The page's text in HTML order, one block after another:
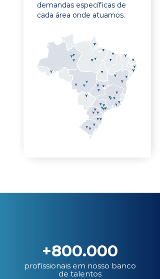
demandas específicas de
cada área onde atuamos.
+800.000
profissionais em nosso banco
de talentos